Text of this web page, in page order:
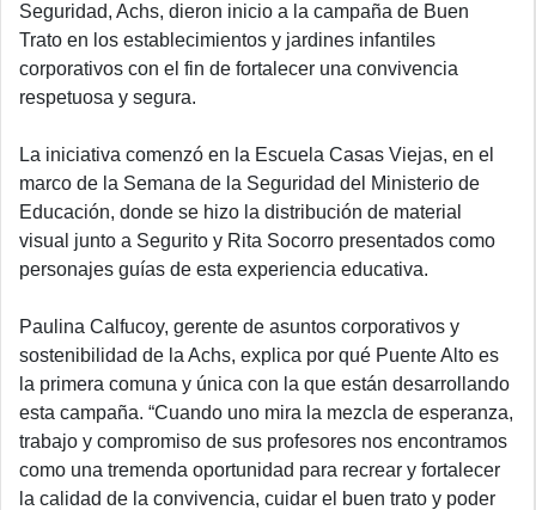
Seguridad, Achs, dieron inicio a la campaña de Buen
Trato en los establecimientos y jardines infantiles
corporativos con el fin de fortalecer una convivencia
respetuosa y segura.
La iniciativa comenzó en la Escuela Casas Viejas, en el
marco de la Semana de la Seguridad del Ministerio de
Educación, donde se hizo la distribución de material
visual junto a Segurito y Rita Socorro presentados como
personajes guías de esta experiencia educativa.
Paulina Calfucoy, gerente de asuntos corporativos y
sostenibilidad de la Achs, explica por qué Puente Alto es
la primera comuna y única con la que están desarrollando
esta campaña. “Cuando uno mira la mezcla de esperanza,
trabajo y compromiso de sus profesores nos encontramos
como una tremenda oportunidad para recrear y fortalecer
la calidad de la convivencia, cuidar el buen trato y poder